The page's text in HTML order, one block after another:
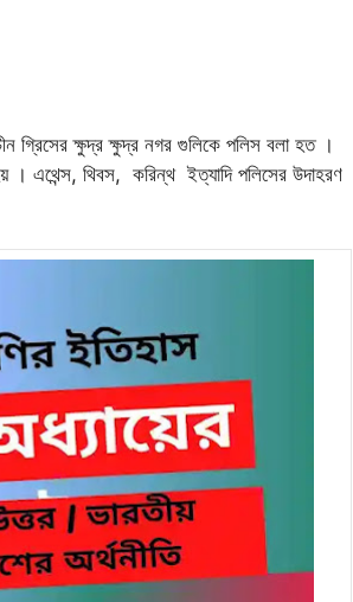
গ্রিসের ক্ষুদ্র ক্ষুদ্র নগর গুলিকে পলিস বলা হত ।
। এথেন্স, থিবস, করিন্থ ইত্যাদি পলিসের উদাহরণ